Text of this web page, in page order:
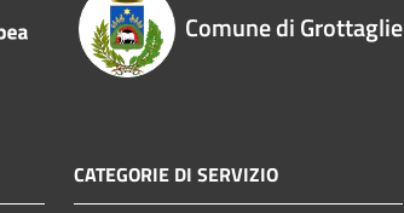
Comune di Grottaglie
CATEGORIE DI SERVIZIO